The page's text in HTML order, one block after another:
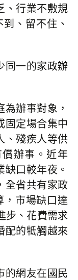
、行業不敷規
、留不住、
一的家政辦
辦事對象，
固定場合集中
、殘疾人等供
辦事。近年
口較年夜。
全省共有家政
，市場缺口達
步、花費需求
配的牴觸越來
的網友在國民